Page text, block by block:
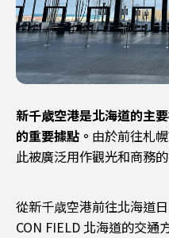
新千歳空港是北海道的主
的重要據點。 由於前往札
此被廣泛用作觀光和商務
從新千歳空港前往北海道
CON FIELD 北海道的交通